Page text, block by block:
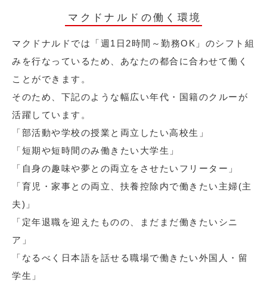
マクドナルドの働く環境
マクドナルドでは「週1日2時間～勤務OK」のシフト組
みを行なっているため、あなたの都合に合わせて働く
ことができます。
そのため、下記のような幅広い年代・国籍のクルーが
活躍しています。
「部活動や学校の授業と両立したい高校生」
「短期や短時間のみ働きたい大学生」
「自身の趣味や夢との両立をさせたいフリーター」
「育児・家事との両立、扶養控除内で働きたい主婦(主
夫)」
「定年退職を迎えたものの、まだまだ働きたいシニ
ア」
「なるべく日本語を話せる職場で働きたい外国人・留
学生」